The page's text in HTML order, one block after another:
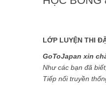
LỚP LUYỆN THI
GoToJapan xin
Như các bạn đã
Tiếp nối truyền